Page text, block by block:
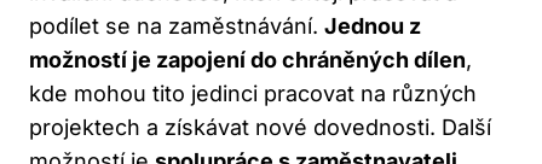
podílet se na zaměstnávání. Jednou z
možností je zapojení do chráněných dílen,
kde mohou tito jedinci pracovat na různých
projektech a získávat nové dovednosti. Další